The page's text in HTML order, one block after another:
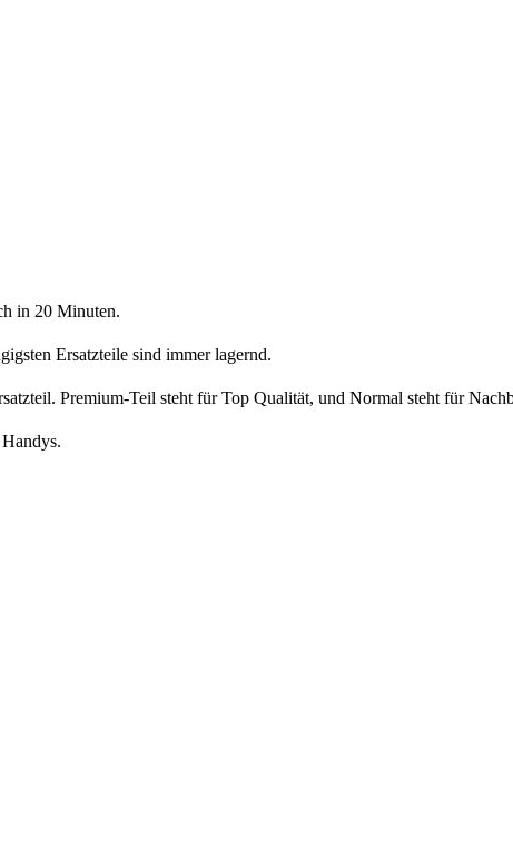
in 20 Minuten.
Ersatzteile sind immer lagernd.
Premium-Teil steht für Top Qualität, und Normal steht für